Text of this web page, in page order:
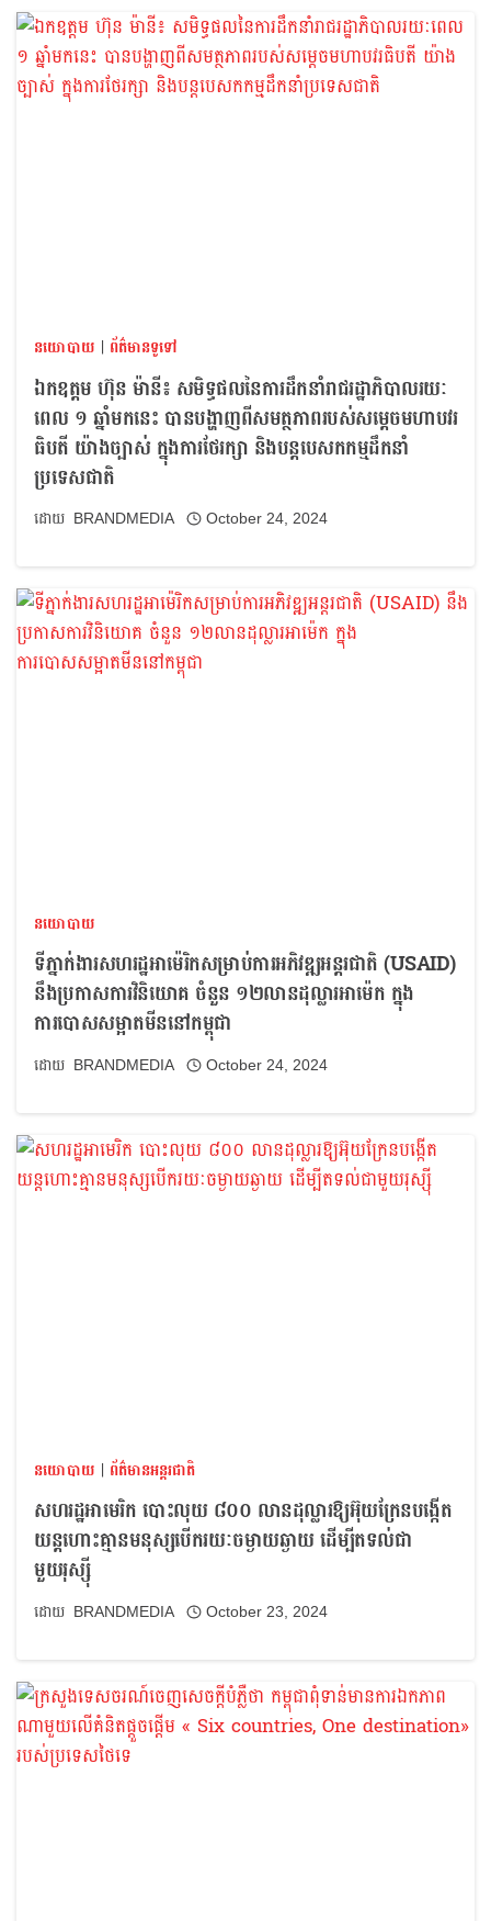
នយោបាយ | ព័ត៌មានទូទៅ
ឯកឧត្តម ហ៊ុន ម៉ានី៖ សមិទ្ធផលនៃការដឹកនាំរាជរដ្ឋាភិបាលរយៈ
ពេល ១ ឆ្នាំមកនេះ បានបង្ហាញពីសមត្ថភាពរបស់សម្តេចមហាបវរ
ធិបតី យ៉ាងច្បាស់ ក្នុងការថែរក្សា និងបន្តបេសកកម្មដឹកនាំ
ប្រទេសជាតិ
BRANDMEDIA October 24, 2024
នយោបាយ
ទីភ្នាក់ងារសហរដ្ឋអាម៉េរិកសម្រាប់ការអភិវឌ្ឍអន្តរជាតិ (USAID)
នឹងប្រកាសការវិនិយោគ ចំនួន ១២លានដុល្លារអាម៉េក ក្នុង
ការបោសសម្អាតមីននៅកម្ពុជា
BRANDMEDIA October 24, 2024
នយោបាយ | ព័ត៌មានអន្តរជាតិ
សហរដ្ឋ​អាមេរិក​ បោះលុយ ៨០០ លានដុល្លារឱ្យ​អ៊ុយក្រែន​បង្កើត​
យន្តហោះ​គ្មាន​មនុស្ស​បើក​រយៈ​ចម្ងាយ​ឆ្ងាយ​ ដើម្បីតទល់ជា
មួយរុស្ស៊ី
BRANDMEDIA October 23, 2024